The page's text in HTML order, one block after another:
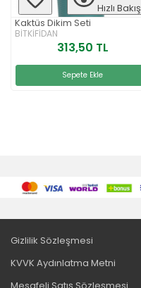
Hızlı Bakış
Kaktüs Dikim Seti
BİTKİFİDAN
313,50 TL
Sepete Ekle
Gizlilik Sözleşmesi
KVVK Aydınlatma Metni